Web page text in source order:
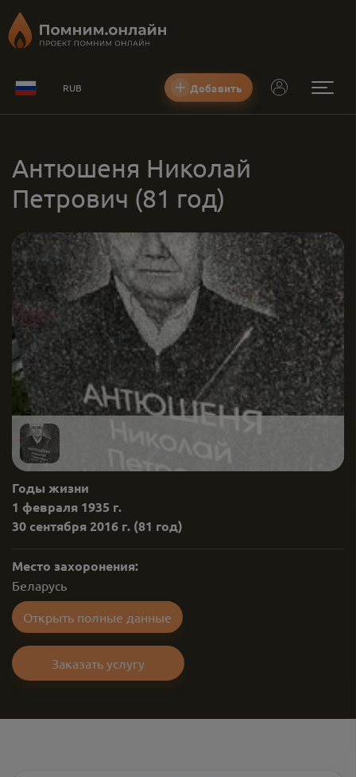
RUB Добавить
Антюшеня Николай
Петрович (81 год)
Годы жизни
1 февраля 1935 г.
30 сентября 2016 г. (81 год)
Место захоронения:
Беларусь
Открыть полные данные
Заказать услугу